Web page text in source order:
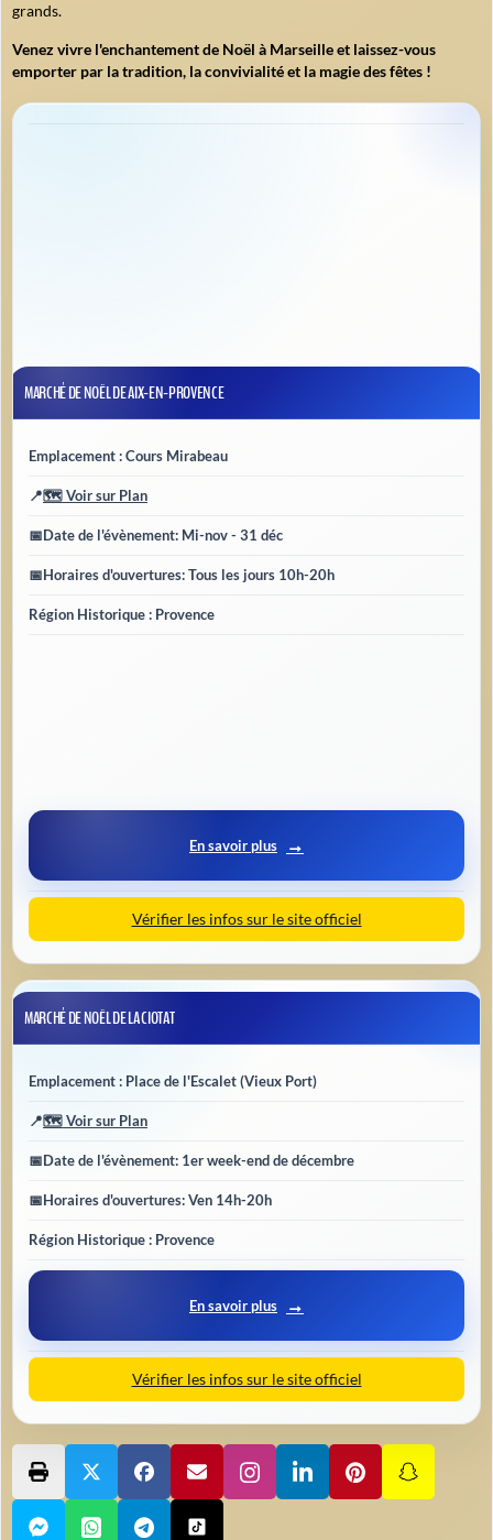
grands.
Venez vivre l'enchantement de Noël à Marseille et laissez-vous
emporter par la tradition, la convivialité et la magie des fêtes !
MARCHÉ DE NOËL DE AIX-EN-PROVENCE
Emplacement : Cours Mirabeau
📍🗺️ Voir sur Plan
📅Date de l'évènement: Mi-nov - 31 déc
📅Horaires d'ouvertures: Tous les jours 10h-20h
Région Historique : Provence
En savoir plus
Vérifier les infos sur le site officiel
MARCHÉ DE NOËL DE LA CIOTAT
Emplacement : Place de l'Escalet (Vieux Port)
📍🗺️ Voir sur Plan
📅Date de l'évènement: 1er week-end de décembre
📅Horaires d'ouvertures: Ven 14h-20h
Région Historique : Provence
En savoir plus
Vérifier les infos sur le site officiel